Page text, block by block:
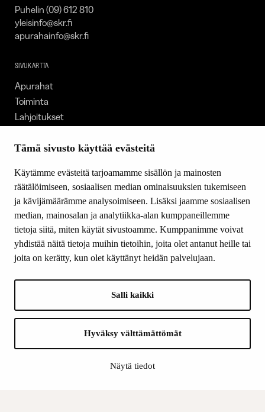
Tämä sivusto käyttää evästeitä
Käytämme evästeitä tarjoamamme sisällön ja mainosten
räätälöimiseen, sosiaalisen median ominaisuuksien tukemiseen
ja kävijämäärämme analysoimiseen. Lisäksi jaamme sosiaalisen
median, mainosalan ja analytiikka-alan kumppaneillemme
tietoja siitä, miten käytät sivustoamme. Kumppanimme voivat
yhdistää näitä tietoja muihin tietoihin, joita olet antanut heille tai
joita on kerätty, kun olet käyttänyt heidän palvelujaan.
Salli kaikki
Hyväksy välttämättömät
Näytä tiedot
Puhelin (09) 612 810
yleisinfo@skr.fi
apurahainfo@skr.fi
SIVUKARTTA
Apurahat
Toiminta
Lahjoitukset
Ajankohtaista
Yhteystiedot
SEURAA MEITÄ
Facebook
Instagram
LinkedIn
Suomen Kulttuurirahasto: